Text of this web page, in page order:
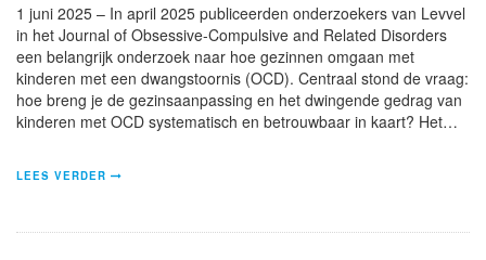
1 juni 2025 – In april 2025 publiceerden onderzoekers van Levvel
in het Journal of Obsessive-Compulsive and Related Disorders
een belangrijk onderzoek naar hoe gezinnen omgaan met
kinderen met een dwangstoornis (OCD). Centraal stond de vraag:
hoe breng je de gezinsaanpassing en het dwingende gedrag van
kinderen met OCD systematisch en betrouwbaar in kaart? Het…
LEES VERDER